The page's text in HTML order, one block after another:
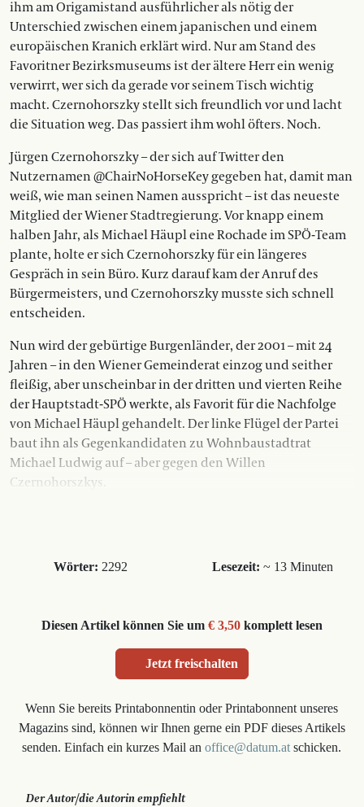
ihm am Origamistand ausführlicher als nötig der
Unterschied zwischen einem japanischen und einem
europäischen Kranich erklärt wird. Nur am Stand des
Favoritner Bezirksmuseums ist der ältere Herr ein wenig
verwirrt, wer sich da gerade vor seinem Tisch wichtig
macht. Czernohorszky stellt sich freundlich vor und lacht
die Situation weg. Das passiert ihm wohl öfters. Noch.
Jürgen Czernohorszky – der sich auf Twitter den
Nutzernamen @ChairNoHorseKey gegeben hat, damit man
weiß, wie man seinen Namen ausspricht – ist das neueste
Mitglied der Wiener Stadtregierung. Vor knapp einem
halben Jahr, als Michael Häupl eine Rochade im SPÖ-Team
plante, holte er sich Czernohorszky für ein längeres
Gespräch in sein Büro. Kurz darauf kam der Anruf des
Bürgermeisters, und Czernohorszky musste sich schnell
entscheiden.
Nun wird der gebürtige Burgenländer, der 2001 – mit 24
Jahren – in den Wiener Gemeinderat einzog und seither
fleißig, aber unscheinbar in der dritten und vierten Reihe
der Hauptstadt-SPÖ werkte, als Favorit für die Nachfolge
von Michael Häupl gehandelt. Der linke Flügel der Partei
baut ihn als Gegenkandidaten zu Wohnbau­stadtrat
Michael Ludwig auf – aber gegen den Willen
Czernohorszkys.
Wörter: 2292 Lesezeit: ~ 13 Minuten
Diesen Artikel können Sie um € 3,50komplett lesen
Jetzt freischalten
Wenn Sie bereits Printabonnentin oder Printabonnent unseres
Magazins sind, können wir Ihnen gerne ein PDF dieses Artikels
senden. Einfach ein kurzes Mail anoffice@datum.at schicken.
Der Autor/die Autorin empfiehlt